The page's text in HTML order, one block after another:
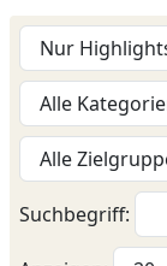
Suchbegriff: